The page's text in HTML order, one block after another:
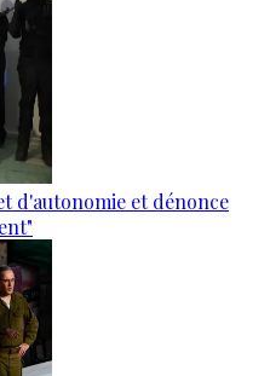
d'autonomie et dénonce